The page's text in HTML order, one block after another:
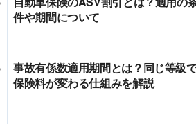
件や期間について
事故有係数適用期間とは？同じ等級
保険料が変わる仕組みを解説